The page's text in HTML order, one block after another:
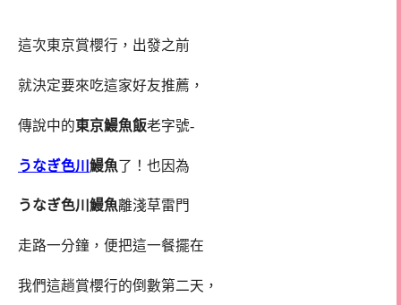
這次東京賞櫻行，出發之前
就決定要來吃這家好友推薦，
傳說中的東京鰻魚飯老字號-
うなぎ色川 鰻魚了！也因為
うなぎ色川鰻魚離淺草雷門
走路一分鐘，便把這一餐擺在
我們這趟賞櫻行的倒數第二天，